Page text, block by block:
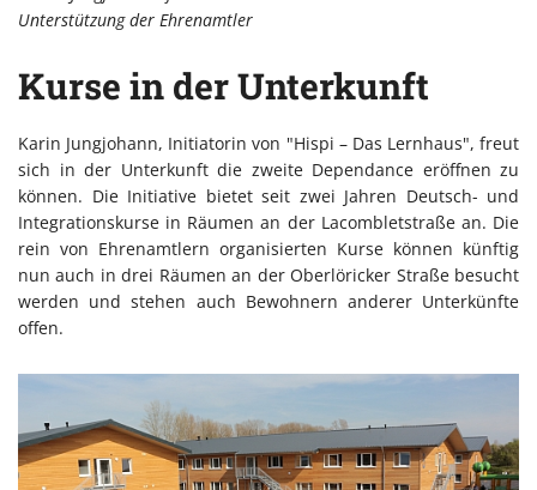
Unterstützung der Ehrenamtler
Kurse in der Unterkunft
Karin Jungjohann, Initiatorin von "Hispi – Das Lernhaus", freut
sich in der Unterkunft die zweite Dependance eröffnen zu
können. Die Initiative bietet seit zwei Jahren Deutsch- und
Integrationskurse in Räumen an der Lacombletstraße an. Die
rein von Ehrenamtlern organisierten Kurse können künftig
nun auch in drei Räumen an der Oberlöricker Straße besucht
werden und stehen auch Bewohnern anderer Unterkünfte
offen.